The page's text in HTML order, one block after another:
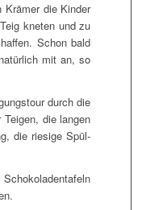
Krä­mer die Kin­der
kne­ten und zu
Schon bald
mit an, so
durch die
die lan­gen
die rie­si­ge Spül­